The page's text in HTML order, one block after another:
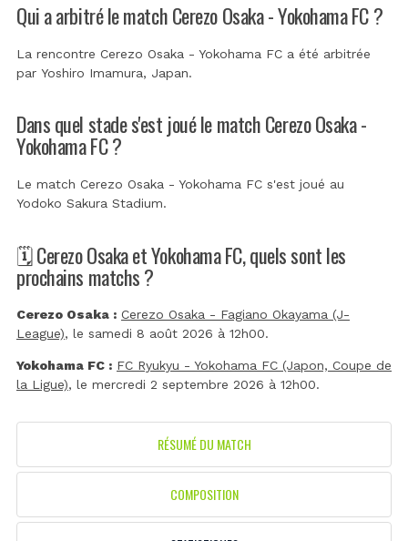
Qui a arbitré le match Cerezo Osaka - Yokohama FC ?
La rencontre Cerezo Osaka - Yokohama FC a été arbitrée
par Yoshiro Imamura, Japan.
Dans quel stade s'est joué le match Cerezo Osaka -
Yokohama FC ?
Le match Cerezo Osaka - Yokohama FC s'est joué au
Yodoko Sakura Stadium.
🗓️ Cerezo Osaka et Yokohama FC, quels sont les
prochains matchs ?
Cerezo Osaka : Cerezo Osaka - Fagiano Okayama (J-
League), le samedi 8 août 2026 à 12h00.
Yokohama FC : FC Ryukyu - Yokohama FC (Japon, Coupe de
la Ligue), le mercredi 2 septembre 2026 à 12h00.
RÉSUMÉ DU MATCH
COMPOSITION